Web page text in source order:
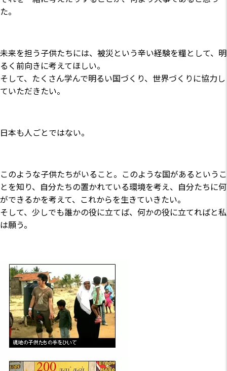
た。
未来を担う子供たちには、被災という辛い経験を糧として、明
るく前向きに考えてほしい。
そして、たくさん学んで明るい国づくり、世界づくりに協力し
ていただきたい。
日本も人ごとではない。
このような子供たちがいること。このような国があるというこ
とを知り、自分たちの置かれている環境を考え、自分たちに何
ができるかを考えて、これからを生きていきたい。
そして、少しでも誰かの役に立てば、何かの役に立てればと私
は願う。